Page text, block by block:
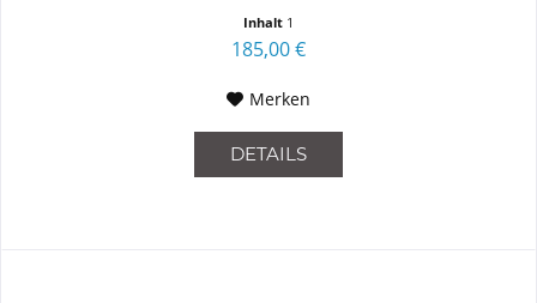
Inhalt 1
185,00 €
Merken
DETAILS